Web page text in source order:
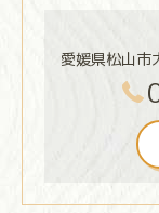
愛媛県松山